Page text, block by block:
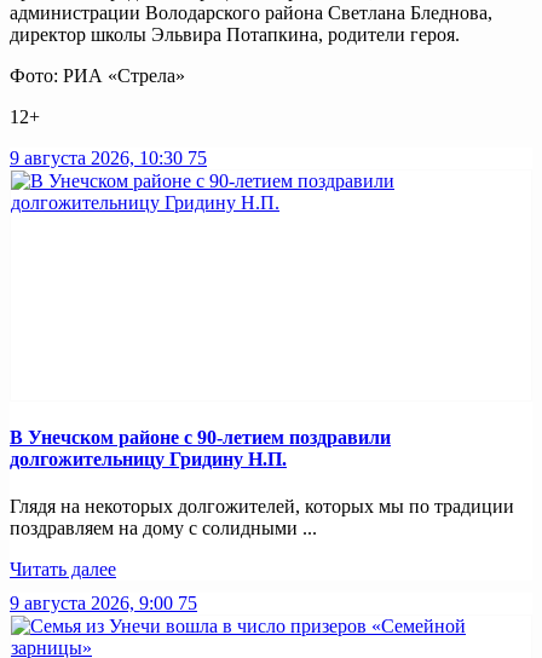
администрации Володарского района Светлана Бледнова,
директор школы Эльвира Потапкина, родители героя.
Фото: РИА «Стрела»
12+
9 августа 2026, 10:30 75
В Унечском районе с 90-летием поздравили
долгожительницу Гридину Н.П.
Глядя на некоторых долгожителей, которых мы по традиции
поздравляем на дому с солидными ...
Читать далее
9 августа 2026, 9:00 75